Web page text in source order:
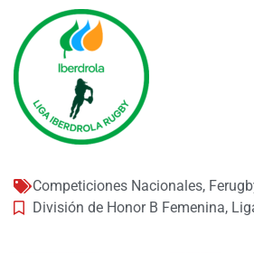
Competiciones Nacionales,
División de Honor B Femenina,